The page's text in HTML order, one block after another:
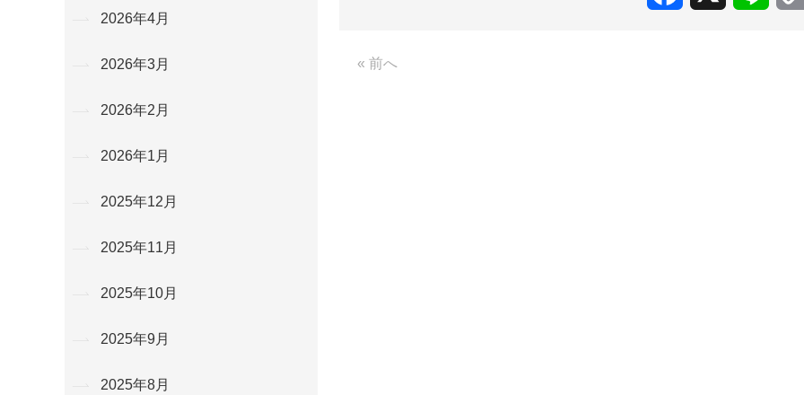
« 前へ
2026年4月
2026年3月
2026年2月
2026年1月
2025年12月
2025年11月
2025年10月
2025年9月
2025年8月